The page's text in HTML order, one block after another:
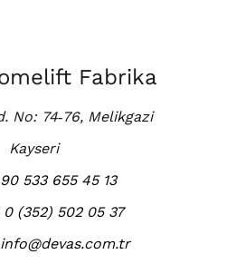
Fabrika
No: 74‑76, Melikgazi
Kayseri
533 655 45 13
0 (352) 502 05 37
info@devas.com.tr